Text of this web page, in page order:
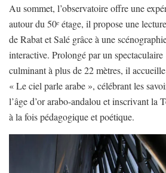
Au sommet, l’observatoire offre une
autour du 50ᵉ étage, il propose une
de Rabat et Salé grâce à une
interactive. Prolongé par un
culminant à plus de 22 mètres, il
« Le ciel parle arabe », célébrant les
l’âge d’or arabo-andalou et inscrivant la
à la fois pédagogique et poétique.